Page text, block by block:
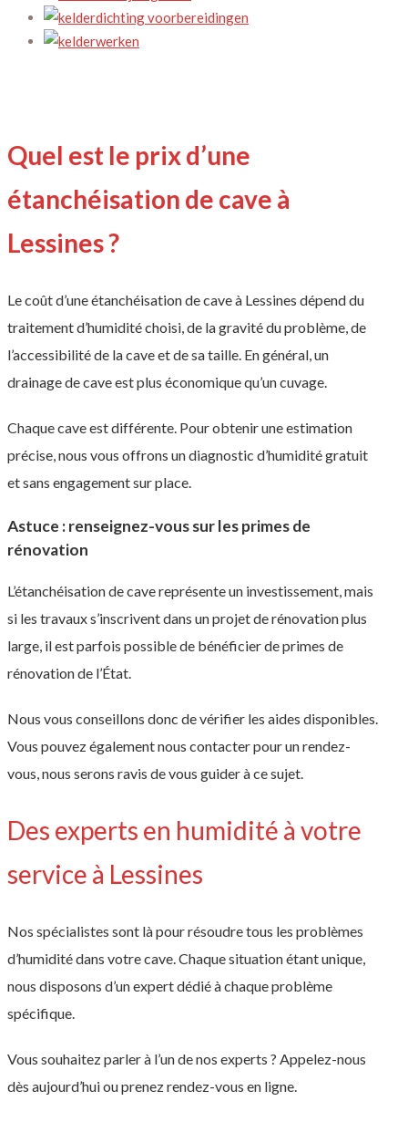
Quel est le prix d’une
étanchéisation de cave à
Lessines ?
Le coût d’une étanchéisation de cave à Lessines dépend du
traitement d’humidité choisi, de la gravité du problème, de
l’accessibilité de la cave et de sa taille. En général, un
drainage de cave est plus économique qu’un cuvage.
Chaque cave est différente. Pour obtenir une estimation
précise, nous vous offrons un diagnostic d’humidité gratuit
et sans engagement sur place.
Astuce : renseignez-vous sur les primes de
rénovation
L’étanchéisation de cave représente un investissement, mais
si les travaux s’inscrivent dans un projet de rénovation plus
large, il est parfois possible de bénéficier de primes de
rénovation de l’État.
Nous vous conseillons donc de vérifier les aides disponibles.
Vous pouvez également nous contacter pour un rendez-
vous, nous serons ravis de vous guider à ce sujet.
Des experts en humidité à votre
service à Lessines
Nos spécialistes sont là pour résoudre tous les problèmes
d’humidité dans votre cave. Chaque situation étant unique,
nous disposons d’un expert dédié à chaque problème
spécifique.
Vous souhaitez parler à l’un de nos experts ? Appelez-nous
dès aujourd’hui ou prenez rendez-vous en ligne.